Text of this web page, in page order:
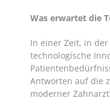
Was erwartet die
In einer Zeit, in
technologische
Antworten auf die
moderner